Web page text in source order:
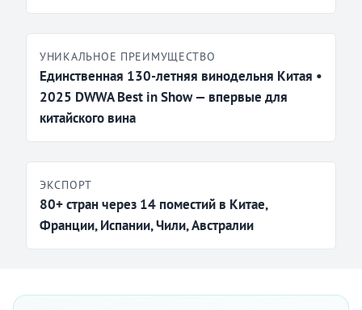
УНИКАЛЬНОЕ ПРЕИМУЩЕСТВО
Единственная 130-летняя винодельня Китая •
2025 DWWA Best in Show — впервые для
китайского вина
ЭКСПОРТ
80+ стран через 14 поместий в Китае,
Франции, Испании, Чили, Австралии